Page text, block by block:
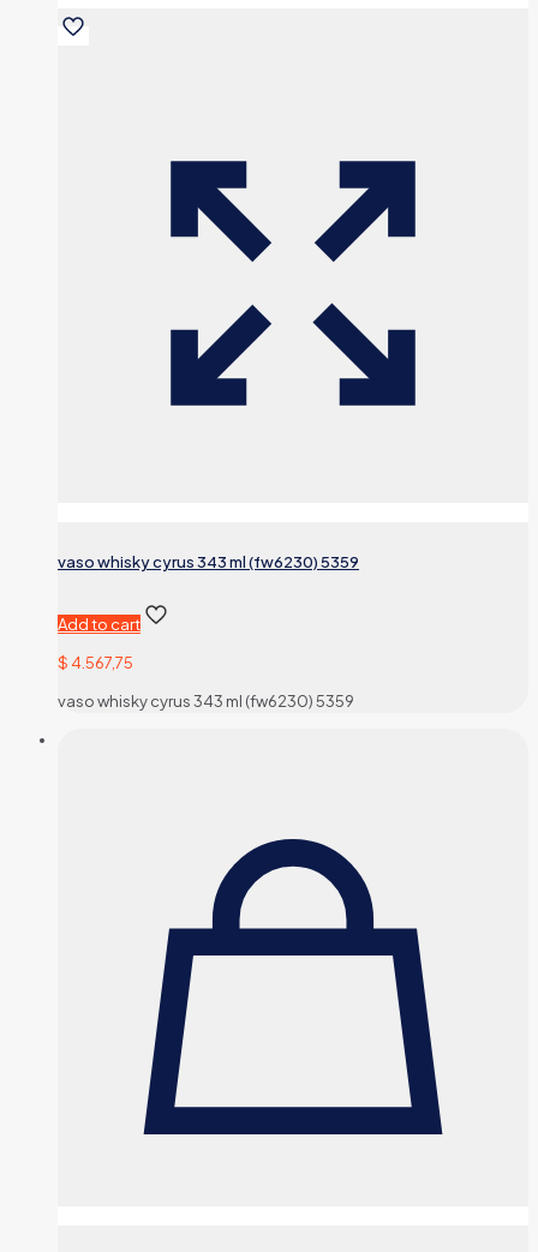
vaso whisky cyrus 343 ml (fw6230) 5359
Add to cart
$ 4.567,75
vaso whisky cyrus 343 ml (fw6230) 5359